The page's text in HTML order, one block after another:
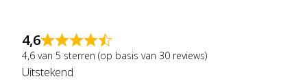
4,6
4,6 van 5 sterren (op basis van 30 reviews)
Uitstekend